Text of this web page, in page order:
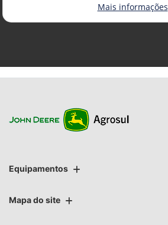
Mais informações
Equipamentos
Mapa do site